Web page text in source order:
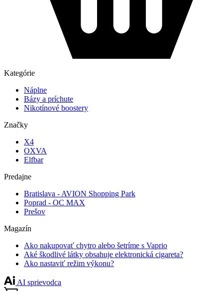
Kategórie
Náplne
Bázy a príchute
Nikotínové boostery
Značky
X4
OXVA
Elfbar
Predajne
Bratislava - AVION Shopping Park
Poprad - OC MAX
Prešov
Magazín
Ako nakupovať chytro alebo šetríme s Vaprio
Aké škodlivé látky obsahuje elektronická cigareta?
Ako nastaviť režim výkonu?
AI sprievodca